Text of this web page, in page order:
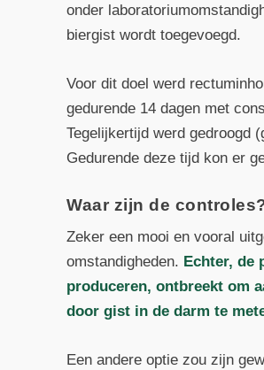
onder
biergist wordt toegevoegd.
Voor dit doel werd
gedurende 14 dagen met
Tegelijkertijd werd gedroogd
Gedurende deze tijd kon er
Waar zijn de
Zeker een mooi en vooral
omstandigheden. Echter, de
produceren, ontbreekt om
door gist in de darm te
Een andere optie zou zijn